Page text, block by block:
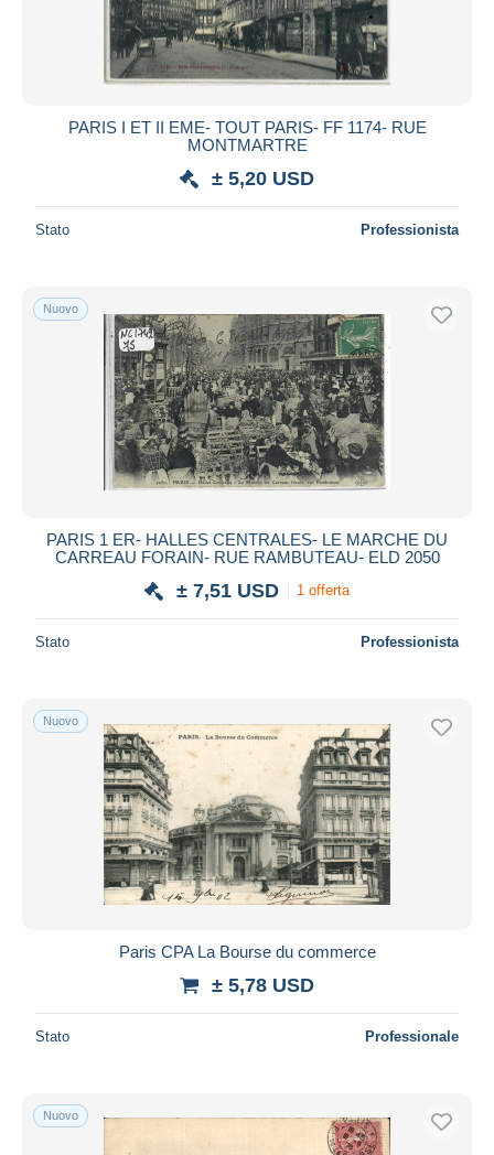
PARIS I ET II EME- TOUT PARIS- FF 1174- RUE
MONTMARTRE
± 5,20 USD
Stato Professionista
Nuovo
PARIS 1 ER- HALLES CENTRALES- LE MARCHE DU
CARREAU FORAIN- RUE RAMBUTEAU- ELD 2050
± 7,51 USD 1 offerta
Stato Professionista
Nuovo
Paris CPA La Bourse du commerce
± 5,78 USD
Stato Professionale
Nuovo